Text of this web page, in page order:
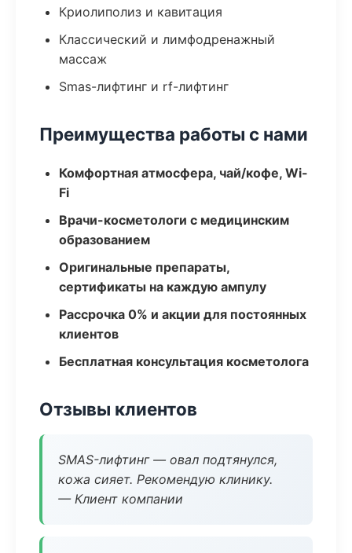
Криолиполиз и кавитация
Классический и лимфодренажный
массаж
Smas-лифтинг и rf-лифтинг
Преимущества работы с нами
Комфортная атмосфера, чай/кофе, Wi-
Fi
Врачи-косметологи с медицинским
образованием
Оригинальные препараты,
сертификаты на каждую ампулу
Рассрочка 0% и акции для постоянных
клиентов
Бесплатная консультация косметолога
Отзывы клиентов
SMAS-лифтинг — овал подтянулся,
кожа сияет. Рекомендую клинику.
— Клиент компании